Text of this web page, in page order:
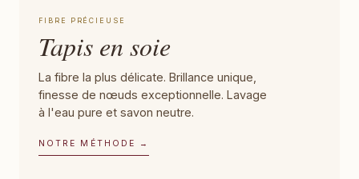
FIBRE PRÉCIEUSE
Tapis en soie
La fibre la plus délicate. Brillance unique,
finesse de nœuds exceptionnelle. Lavage
à l'eau pure et savon neutre.
NOTRE MÉTHODE →